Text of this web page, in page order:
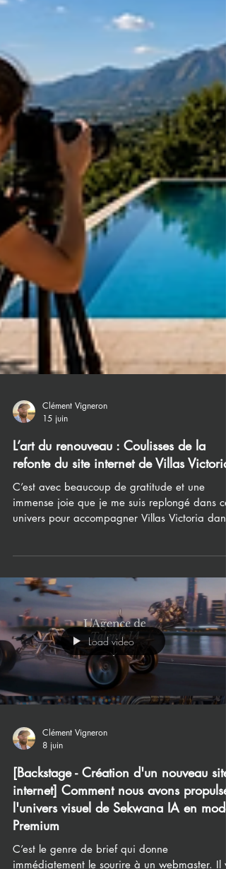
Clément Vigneron
15 juin
refonte du site internet de Villas Victoria
C’est avec beaucoup de gratitude et une
récit d’une collaboration faite de confiance, de
créativité et d’élégance.
Load video
Clément Vigneron
8 juin
[Backstage - Création d'un nouveau site
internet] Comment nous avons propulsé
Premium